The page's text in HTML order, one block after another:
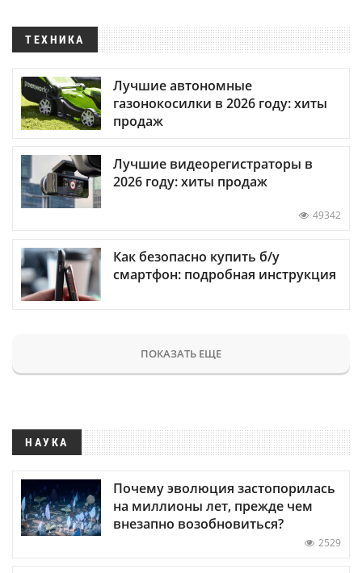
ТЕХНИКА
Лучшие автономные
газонокосилки в 2026 году: хиты
продаж
Лучшие видеорегистраторы в
2026 году: хиты продаж
49342
Как безопасно купить б/у
смартфон: подробная инструкция
ПОКАЗАТЬ ЕЩЕ
НАУКА
Почему эволюция застопорилась
на миллионы лет, прежде чем
внезапно возобновиться?
2529